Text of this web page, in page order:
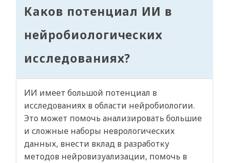
Каков потенциал ИИ в
нейробиологических
исследованиях?
ИИ имеет большой потенциал в
исследованиях в области нейробиологии.
Это может помочь анализировать большие
и сложные наборы неврологических
данных, внести вклад в разработку
методов нейровизуализации, помочь в